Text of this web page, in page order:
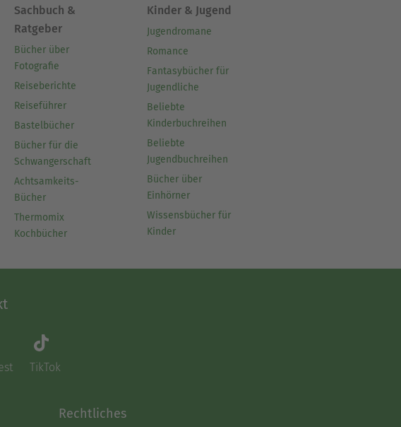
Sachbuch &
Ratgeber
Bücher über
Fotografie
Reiseberichte
Reiseführer
Bastelbücher
Bücher für die
Schwangerschaft
Achtsamkeits-
Bücher
Thermomix
Kochbücher
Kinder & Jugend
Jugendromane
Romance
Fantasybücher für
Jugendliche
Beliebte
Kinderbuchreihen
Beliebte
Jugendbuchreihen
Bücher über
Einhörner
Wissensbücher für
Kinder
TikTok
Rechtliches